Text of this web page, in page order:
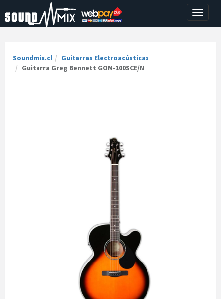
Toggle
Soundmix.cl
Guitarras Electroacústicas
Guitarra Greg Bennett GOM-100SCE/N